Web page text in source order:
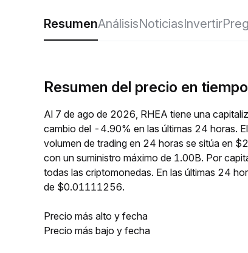
ResumenAnálisisNoticiasInvertir
Resumen del precio en
Al 7 de ago de 2026, RHEA tiene una
cambio del -4.90% en las últimas 24 horas.
volumen de trading en 24 horas se sitúa en
con un suministro máximo de 1.00B. Por
todas las criptomonedas. En las últimas 24
de $0.01111256.
Precio más alto y fecha
Precio más bajo y fecha